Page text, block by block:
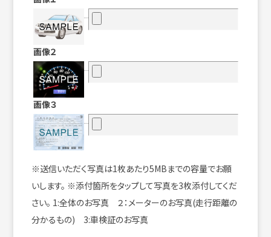
画像２
画像３
※送信いただく写真は1枚あたり5MBまでの容量でお願
いします。 ※添付箇所をタップして写真を3枚添付してくだ
さい。 1:全体のお写真 ２：メーターのお写真(走行距離の
分かるもの) 3:車検証のお写真